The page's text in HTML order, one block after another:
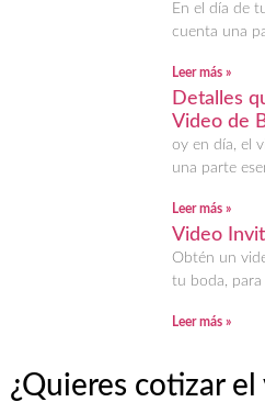
En el día de
cuenta una
Leer más »
Detalles
Video de
oy en día, el
una parte
Leer más »
Video
Obtén un
tu boda,
Leer más »
¿Quieres cotizar